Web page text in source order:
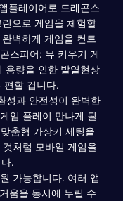
플레이어로 드래곤스
으로 게임을 체험할
벽하게 게임을 컨트
스피어: 뮤 키우기 게
용량을 인한 발열현상
편할 겁니다.
성과 안전성이 완벽한
임 플레이 만나게 될
춤형 가상키 세팅을
처럼 모바일 게임을
.
가능합니다. 여러 앱
움을 동시에 누릴 수